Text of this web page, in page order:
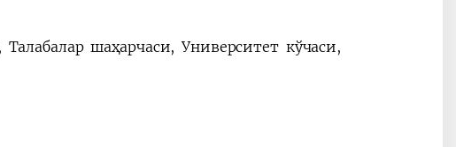
шаҳарчаси, Университет кўчаси,